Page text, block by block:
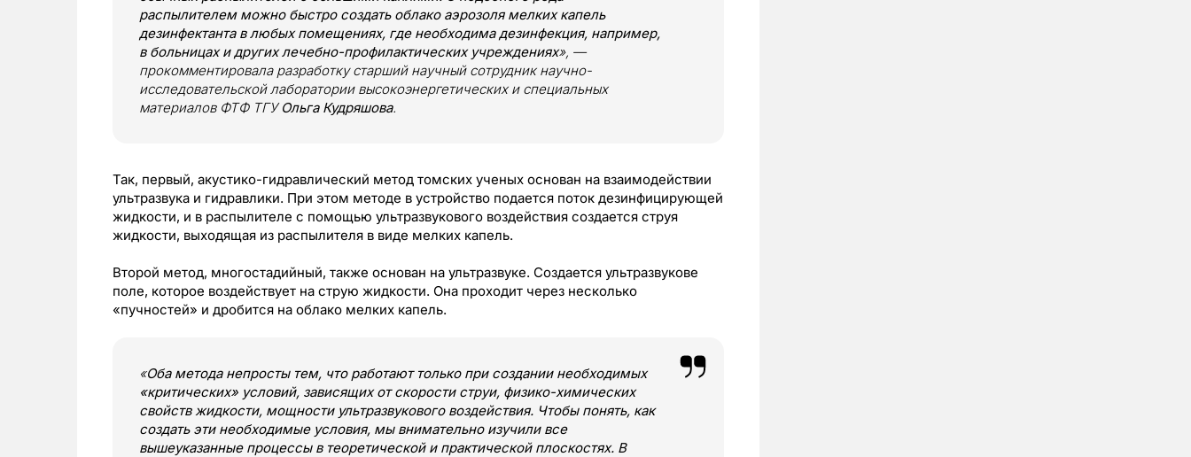
распылителем можно быстро создать облако аэрозоля мелких капель
дезинфектанта в любых помещениях, где необходима дезинфекция, например,
в больницах и других лечебно-профилактических учреждениях», —
прокомментировала разработку старший научный сотрудник научно-
исследовательской лаборатории высокоэнергетических и специальных
материалов ФТФ ТГУОльга Кудряшова.
Так, первый, акустико-гидравлический метод томских ученых основан на взаимодействии
ультразвука и гидравлики. При этом методе в устройство подается поток дезинфицирующей
жидкости, и в распылителе с помощью ультразвукового воздействия создается струя
жидкости, выходящая из распылителя в виде мелких капель.
Второй метод, многостадийный, также основан на ультразвуке. Создается ультразвукове
поле, которое воздействует на струю жидкости. Она проходит через несколько
«пучностей» и дробится на облако мелких капель.
«Оба метода непросты тем, что работают только при создании необходимых
«критических» условий, зависящих от скорости струи, физико-химических
свойств жидкости, мощности ультразвукового воздействия. Чтобы понять, как
создать эти необходимые условия, мы внимательно изучили все
вышеуказанные процессы в теоретической и практической плоскостях. В